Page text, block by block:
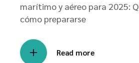
marítimo y aéreo para 2025:
cómo prepararse
Read more